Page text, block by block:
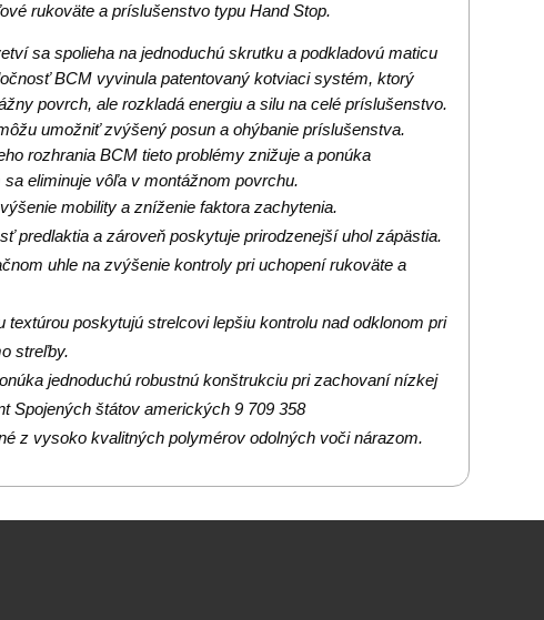
rukoväte a príslušenstvo typu Hand Stop.
sa spolieha na jednoduchú skrutku a podkladovú maticu
BCM vyvinula patentovaný kotviaci systém, ktorý
povrch, ale rozkladá energiu a silu na celé príslušenstvo.
umožniť zvýšený posun a ohýbanie príslušenstva.
rozhrania BCM tieto problémy znižuje a ponúka
eliminuje vôľa v montážnom povrchu.
mobility a zníženie faktora zachytenia.
predlaktia a zároveň poskytuje prirodzenejší uhol zápästia.
uhle na zvýšenie kontroly pri uchopení rukoväte a
textúrou poskytujú strelcovi lepšiu kontrolu nad odklonom pri
streľby.
jednoduchú robustnú konštrukciu pri zachovaní nízkej
Spojených štátov amerických 9 709 358
z vysoko kvalitných polymérov odolných voči nárazom.